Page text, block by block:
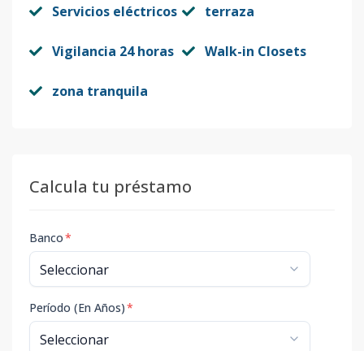
Servicios eléctricos terraza
Vigilancia 24 horas Walk-in Closets
zona tranquila
Calcula tu préstamo
Banco*
Período (En Años)*